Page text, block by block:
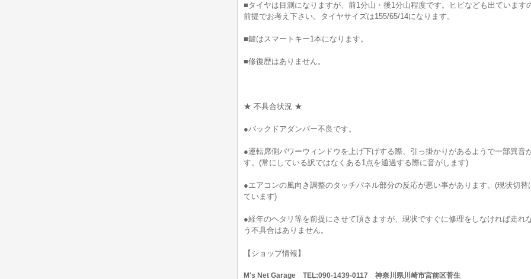
■タイヤは目測になりますが、前1分山・後1分山程度です。ヒビなども出ています
前提でお考え下さい。タイヤサイズは155/65/14になります。
■鍵はスマートキー1本になります。
■修復歴はありません。
★ 不具合状況 ★
●バックドアダンパー不良です。
●運転席側パワーウィンドウを上げ下げする際、引っ掛かりがあるようで一部異音
す。(常にしている訳ではなくある1点を通過する際に音がします)
●エアコンの風向き調整のタッチパネル部分の反応が悪い事があります。(現状切替
ています)
●経年のヘタリ等を前提にさせて頂きますが、現状ですぐに修理をしなければ走れ
う不具合はありません。
【ショップ情報】
M's Net Garage TEL:090-1439-0117 神奈川県川崎市宮前区菅生